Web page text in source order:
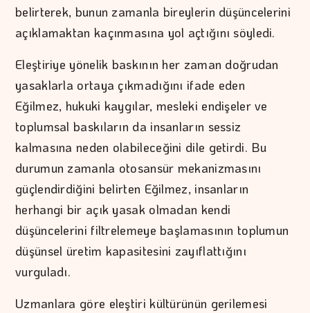
belirterek, bunun zamanla bireylerin düşüncelerini
açıklamaktan kaçınmasına yol açtığını söyledi.
Eleştiriye yönelik baskının her zaman doğrudan
yasaklarla ortaya çıkmadığını ifade eden
Eğilmez, hukuki kaygılar, mesleki endişeler ve
toplumsal baskıların da insanların sessiz
kalmasına neden olabileceğini dile getirdi. Bu
durumun zamanla otosansür mekanizmasını
güçlendirdiğini belirten Eğilmez, insanların
herhangi bir açık yasak olmadan kendi
düşüncelerini filtrelemeye başlamasının toplumun
düşünsel üretim kapasitesini zayıflattığını
vurguladı.
Uzmanlara göre eleştiri kültürünün gerilemesi